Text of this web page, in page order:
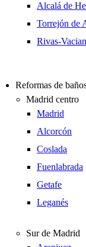
Alcalá de
Torrejón de
Rivas-
Reformas de
Madrid centro
Madrid
Alcorcón
Coslada
Fuenlabrada
Getafe
Leganés
Sur de Madrid